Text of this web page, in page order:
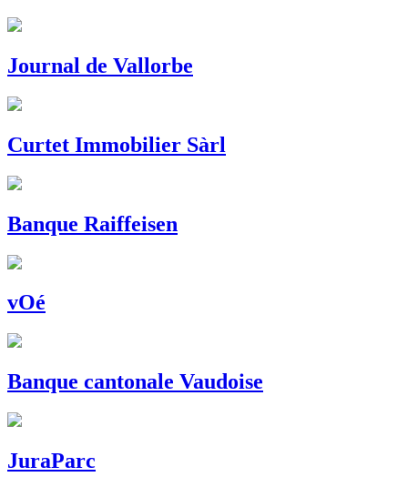
Journal de Vallorbe
Curtet Immobilier Sàrl
Banque Raiffeisen
vOé
Banque cantonale Vaudoise
JuraParc